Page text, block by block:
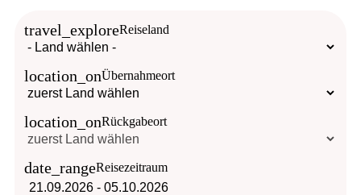
travel_exploreReiseland
location_onÜbernahmeort
location_onRückgabeort
date_rangeReisezeitraum
21.09.2026 - 05.10.2026